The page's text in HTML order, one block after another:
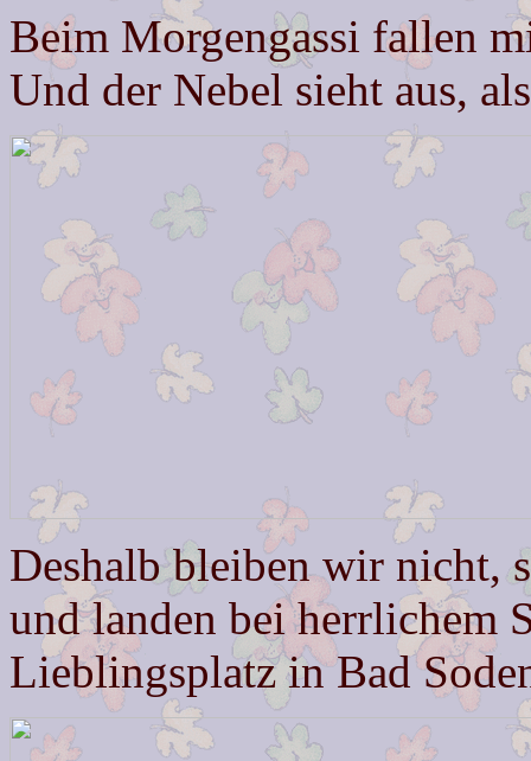
Beim Morgengassi fallen
Und der Nebel sieht aus,
Deshalb bleiben wir nicht,
und landen bei herrlichem
Lieblingsplatz in Bad